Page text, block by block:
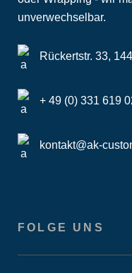
unverwechselbar.
Rückertstr. 33,
+ 49 (0) 331 619
kontakt@ak-
FOLGE UNS